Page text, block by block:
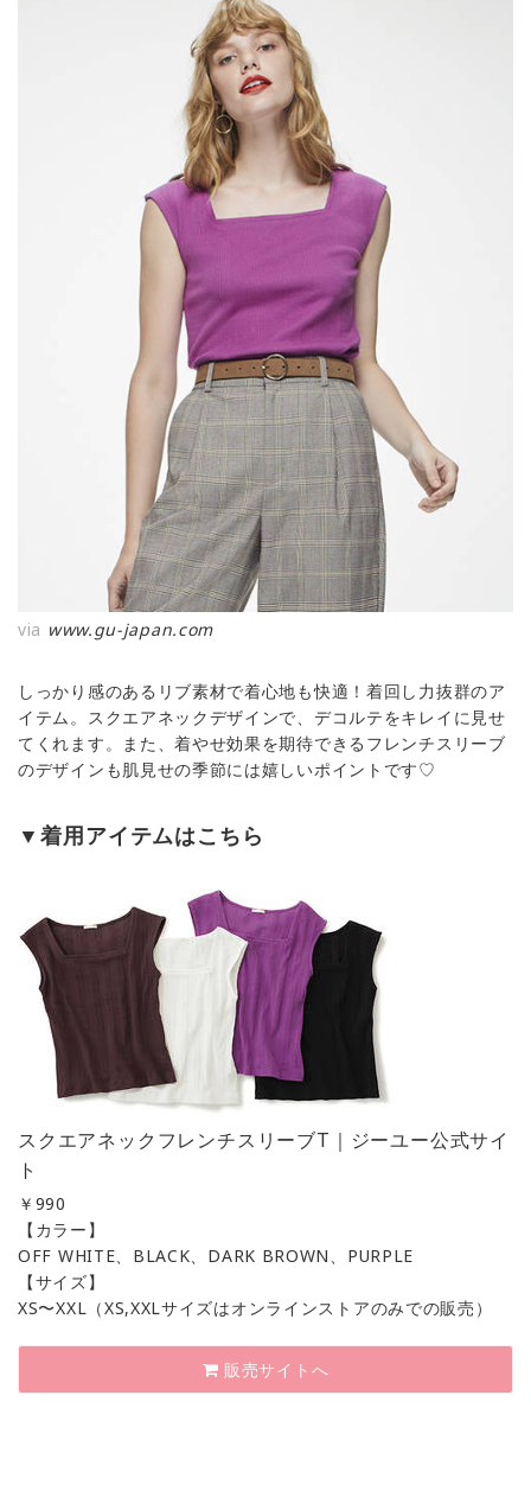
via www.gu-japan.com
しっかり感のあるリブ素材で着心地も快適！着回し力抜群のア
イテム。スクエアネックデザインで、デコルテをキレイに見せ
てくれます。また、着やせ効果を期待できるフレンチスリーブ
のデザインも肌見せの季節には嬉しいポイントです♡
▼着用アイテムはこちら
スクエアネックフレンチスリーブT｜ジーユー公式サイ
ト
￥ 990
【カラー】
OFF WHITE、BLACK、DARK BROWN、PURPLE
【サイズ】
XS〜XXL（XS,XXLサイズはオンラインストアのみでの販売）
販売サイトへ